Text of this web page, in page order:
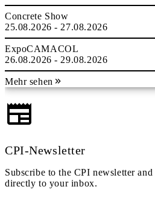
Concrete Show
25.08.2026 - 27.08.2026
ExpoCAMACOL
26.08.2026 - 29.08.2026
Mehr sehen
CPI-Newsletter
Subscribe to the CPI newsletter
directly to your inbox.